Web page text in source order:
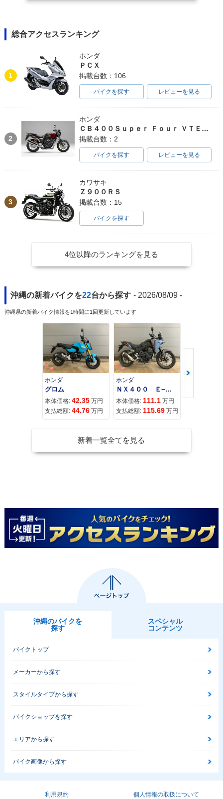
総合アクセスランキング
1
ホンダ
ＰＣＸ
掲載台数：106
バイクを探す レビューを見る
2
ホンダ
ＣＢ４００Ｓｕｐｅｒ Ｆｏｕｒ ＶＴＥＣ ＳＰＥＣ３
掲載台数：2
バイクを探す レビューを見る
3
カワサキ
Ｚ９００ＲＳ
掲載台数：15
バイクを探す
4位以降のランキングを見る
沖縄の新着バイクを22台から探す - 2026/08/09 -
沖縄県の新着バイク情報を1時間に1回更新しています
ホンダ
グロム
本体価格: 42.35 万円
支払総額: 44.76 万円
ホンダ
ＮＸ４００ Ｅ−Ｃｌｕｔｃｈ
本体価格: 111.1 万円
支払総額: 115.69 万円
新着一覧全てを見る
沖縄のバイクを
探す
スペシャル
コンテンツ
バイクトップ
メーカーから探す
スタイルタイプから探す
バイクショップを探す
エリアから探す
バイク画像から探す
利用規約 個人情報の取扱について